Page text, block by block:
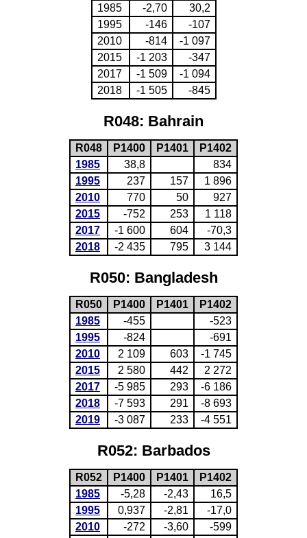
1985
-2,70
30,2
1995
-146
-107
2010
-814
-1 097
2015
-1 203
-347
2017
-1 509
-1 094
2018
-1 505 -845
R048: Bahrain
R048 P1400 P1401
P1402
1985
38,8
834
1995
237 157
1 896
2010
770 50
927
2015
-752 253
1 118
2017
-1 600 604
-70,3
2018
-2 435 795 3 144
R050: Bangladesh
R050 P1400 P1401
P1402
1985
-455
-523
1995
-824
-691
2010
2 109 603
-1 745
2015
2 580 442
2 272
2017
-5 985 293
-6 186
2018
-7 593 291
-8 693
2019
-3 087 233 -4 551
R052: Barbados
R052 P1400 P1401
P1402
1985
-5,28 -2,43
16,5
1995
0,937 -2,81
-17,0
2010
-272 -3,60
-599